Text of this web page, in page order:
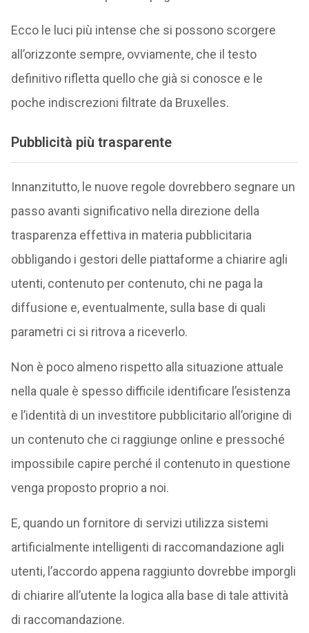
Ecco le luci più intense che si possono scorgere
all’orizzonte sempre, ovviamente, che il testo
definitivo rifletta quello che già si conosce e le
poche indiscrezioni filtrate da Bruxelles.
Pubblicità più trasparente
Innanzitutto, le nuove regole dovrebbero segnare un
passo avanti significativo nella direzione della
trasparenza effettiva in materia pubblicitaria
obbligando i gestori delle piattaforme a chiarire agli
utenti, contenuto per contenuto, chi ne paga la
diffusione e, eventualmente, sulla base di quali
parametri ci si ritrova a riceverlo.
Non è poco almeno rispetto alla situazione attuale
nella quale è spesso difficile identificare l’esistenza
e l’identità di un investitore pubblicitario all’origine di
un contenuto che ci raggiunge online e pressoché
impossibile capire perché il contenuto in questione
venga proposto proprio a noi.
E, quando un fornitore di servizi utilizza sistemi
artificialmente intelligenti di raccomandazione agli
utenti, l’accordo appena raggiunto dovrebbe imporgli
di chiarire all’utente la logica alla base di tale attività
di raccomandazione.